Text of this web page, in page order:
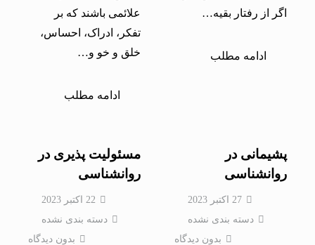
اگر از رفتار بقیه…
ادامه مطلب
علائمی‌ باشند که بر
تفکر، ادراک، احساس،
خلق و خو و…
ادامه مطلب
پشیمانی در
روانشناسی
27 اکتبر 2023
دسته بندی نشده
بدون دیدگاه
مسئولیت پذیری در
روانشناسی
22 اکتبر 2023
دسته بندی نشده
بدون دیدگاه